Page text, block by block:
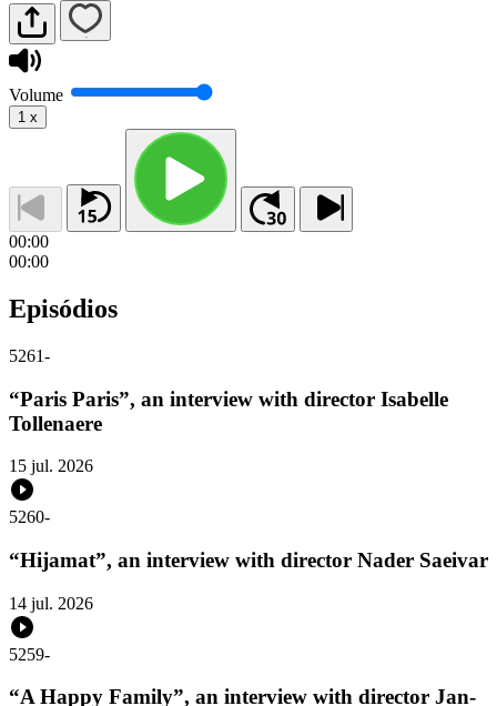
Volume
1 x
00:00
00:00
Episódios
5261-
“Paris Paris”, an interview with director Isabelle
Tollenaere
15 jul. 2026
5260-
“Hijamat”, an interview with director Nader Saeivar
14 jul. 2026
5259-
“A Happy Family”, an interview with director Jan-